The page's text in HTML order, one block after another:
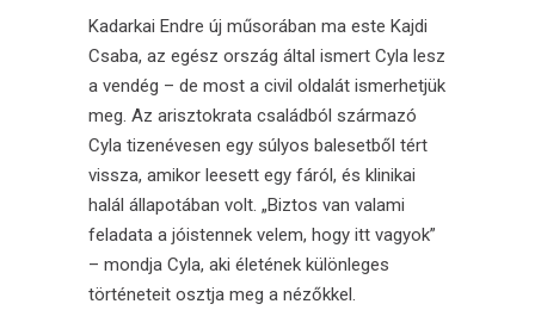
Kadarkai Endre új műsorában ma este Kajdi
Csaba, az egész ország által ismert Cyla lesz
a vendég – de most a civil oldalát ismerhetjük
meg. Az arisztokrata családból származó
Cyla tizenévesen egy súlyos balesetből tért
vissza, amikor leesett egy fáról, és klinikai
halál állapotában volt. „Biztos van valami
feladata a jóistennek velem, hogy itt vagyok”
– mondja Cyla, aki életének különleges
történeteit osztja meg a nézőkkel.